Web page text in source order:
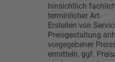
hinsichtlich
terminlicher Art.
Erstellen von
Preisgestaltung
vorgegebener
ermitteln, ggf.